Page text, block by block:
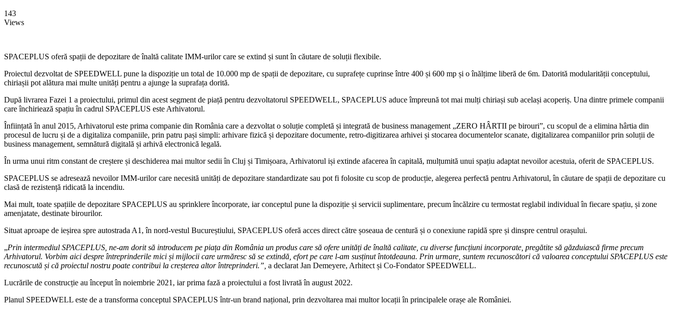
143
Views
SPACEPLUS oferă spații de depozitare de înaltă calitate IMM-urilor care se extind și sunt în căutare de soluții flexibile.
Proiectul dezvoltat de SPEEDWELL pune la dispoziție un total de 10.000 mp de spații de depozitare, cu suprafețe cuprinse între 400 și 600 mp și o înălțime liberă de 6m. Datorită modularității conceptului,
chiriașii pot alătura mai multe unități pentru a ajunge la suprafața dorită.
După livrarea Fazei 1 a proiectului, primul din acest segment de piață pentru dezvoltatorul SPEEDWELL, SPACEPLUS aduce împreună tot mai mulți chiriași sub același acoperiș. Una dintre primele companii
care închiriează spațiu în cadrul SPACEPLUS este Arhivatorul.
Înființată în anul 2015, Arhivatorul este prima companie din România care a dezvoltat o soluție completă și integrată de business management „ZERO HÂRTII pe birouri”, cu scopul de a elimina hârtia din
procesul de lucru și de a digitaliza companiile, prin patru pași simpli: arhivare fizică și depozitare documente, retro-digitizarea arhivei și stocarea documentelor scanate, digitalizarea companiilor prin soluții de
business management, semnătură digitală și arhivă electronică legală.
În urma unui ritm constant de creștere și deschiderea mai multor sedii în Cluj și Timișoara, Arhivatorul iși extinde afacerea în capitală, mulțumită unui spațiu adaptat nevoilor acestuia, oferit de SPACEPLUS.
SPACEPLUS se adresează nevoilor IMM-urilor care necesită unități de depozitare standardizate sau pot fi folosite cu scop de producție, alegerea perfectă pentru Arhivatorul, în căutare de spații de depozitare cu
clasă de rezistență ridicată la incendiu.
Mai mult, toate spațiile de depozitare SPACEPLUS au sprinklere încorporate, iar conceptul pune la dispoziție și servicii suplimentare, precum încălzire cu termostat reglabil individual în fiecare spațiu, și zone
amenjatate, destinate birourilor.
Situat aproape de ieșirea spre autostrada A1, în nord-vestul Bucureștiului, SPACEPLUS oferă acces direct către șoseaua de centură și o conexiune rapidă spre și dinspre centrul orașului.
„Prin intermediul SPACEPLUS, ne-am dorit să introducem pe piața din România un produs care să ofere unități de înaltă calitate, cu diverse funcțiuni incorporate, pregătite să găzduiască firme precum
Arhivatorul. Vorbim aici despre întreprinderile mici și mijlocii care urmăresc să se extindă, efort pe care l-am susținut întotdeauna. Prin urmare, suntem recunoscători că valoarea conceptului SPACEPLUS este
recunoscută și că proiectul nostru poate contribui la creșterea altor întreprinderi.”, a declarat Jan Demeyere, Arhitect și Co-Fondator SPEEDWELL.
Lucrările de construcție au început în noiembrie 2021, iar prima fază a proiectului a fost livrată în august 2022.
Planul SPEEDWELL este de a transforma conceptul SPACEPLUS într-un brand național, prin dezvoltarea mai multor locații în principalele orașe ale României.